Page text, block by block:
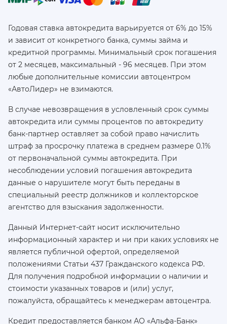
Годовая ставка автокредита варьируется от 6% до 15%
и зависит от конкретного банка, суммы займа и
кредитной программы. Минимальный срок погашения
от 2 месяцев, максимальный - 96 месяцев. При этом
любые дополнительные комиссии автоцентром
«АвтоЛидер» не взимаются.
В случае невозвращения в условленный срок суммы
автокредита или суммы процентов по автокредиту
банк-партнер оставляет за собой право начислить
штраф за просрочку платежа в среднем размере 0.1%
от первоначальной суммы автокредита. При
несоблюдении условий погашения автокредита
данные о нарушителе могут быть переданы в
специальный реестр должников и коллекторское
агентство для взыскания задолженности.
Данный Интернет-сайт носит исключительно
информационный характер и ни при каких условиях не
является публичной офертой, определяемой
положениями Статьи 437 Гражданского кодекса РФ.
Для получения подробной информации о наличии и
стоимости указанных товаров и (или) услуг,
пожалуйста, обращайтесь к менеджерам автоцентра.
Кредит предоставляется банком АО «Альфа-Банк»